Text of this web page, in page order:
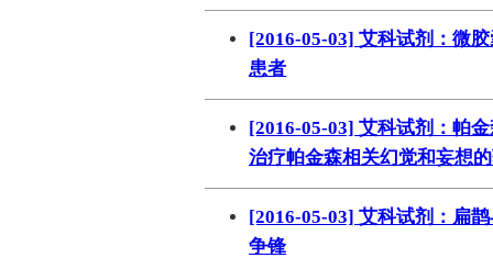
[2016-05-03] 艾科试剂：微
患者
[2016-05-03] 艾科试剂：帕
治疗帕金森相关幻觉和妄想
[2016-05-03] 艾科试剂：扁
争锋